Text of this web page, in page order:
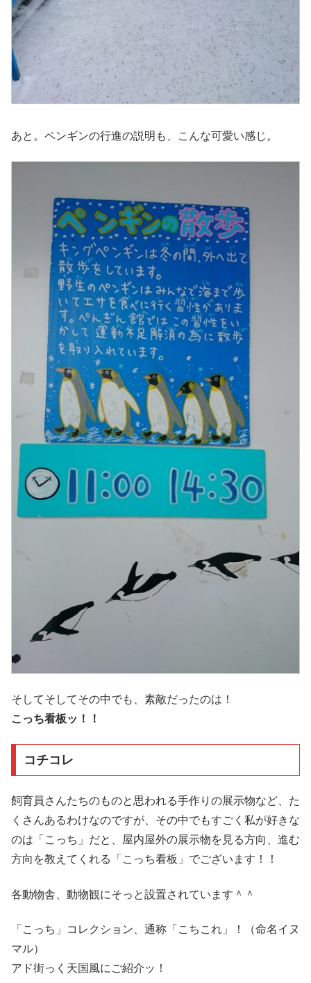
あと。ペンギンの行進の説明も、こんな可愛い感じ。
そしてそしてその中でも、素敵だったのは！
こっち看板ッ！！
コチコレ
飼育員さんたちのものと思われる手作りの展示物など、た
くさんあるわけなのですが、その中でもすごく私が好きな
のは「こっち」だと、屋内屋外の展示物を見る方向、進む
方向を教えてくれる「こっち看板」でございます！！
各動物舎、動物観にそっと設置されています＾＾
「こっち」コレクション、通称「こちこれ」！（命名イヌ
マル）
アド街っく天国風にご紹介ッ！